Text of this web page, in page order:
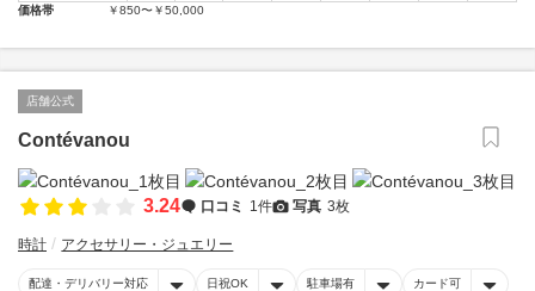
価格帯
￥850〜￥50,000
店舗公式
Contévanou
3.24 口コミ 1件 写真 3枚
時計 アクセサリー・ジュエリー
配達・デリバリー対応 日祝OK 駐車場有 カード可